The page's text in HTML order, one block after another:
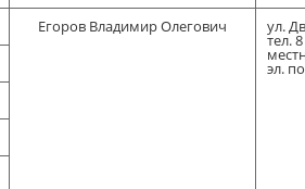
Егоров Владимир Олегович ул.
тел.
эл.